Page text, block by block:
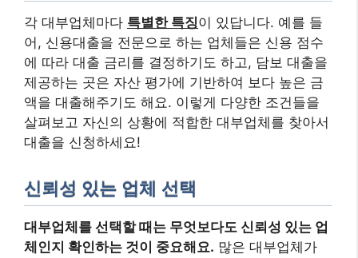
각 대부업체마다 특별한 특징이 있답니다. 예를 들
어, 신용대출을 전문으로 하는 업체들은 신용 점수
에 따라 대출 금리를 결정하기도 하고, 담보 대출을
제공하는 곳은 자산 평가에 기반하여 보다 높은 금
액을 대출해주기도 해요. 이렇게 다양한 조건들을
살펴보고 자신의 상황에 적합한 대부업체를 찾아서
대출을 신청하세요!
신뢰성 있는 업체 선택
대부업체를 선택할 때는 무엇보다도 신뢰성 있는 업
체인지 확인하는 것이 중요해요. 많은 대부업체가